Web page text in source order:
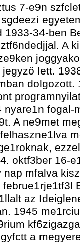
7-e9n
34-ben
A
lett.
dolgozott.
fogal-
A ne9met
oktf3ber 16-
mfalva
az
1945
a